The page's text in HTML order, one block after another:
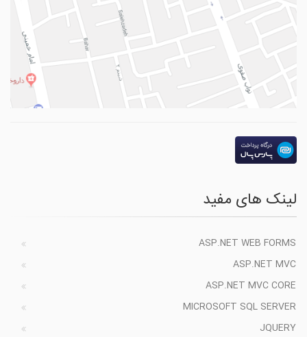
لینک های مفید
ASP.NET WEB FORMS
ASP.NET MVC
ASP.NET MVC CORE
MICROSOFT SQL SERVER
JQUERY